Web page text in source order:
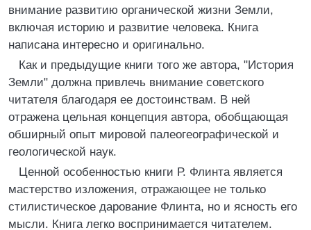
внимание развитию органической жизни Земли,
включая историю и развитие человека. Книга
написана интересно и оригинально.
Как и предыдущие книги того же автора, "История
Земли" должна привлечь внимание советского
читателя благодаря ее достоинствам. В ней
отражена цельная концепция автора, обобщающая
обширный опыт мировой палеогеографической и
геологической наук.
Ценной особенностью книги Р. Флинта является
мастерство изложения, отражающее не только
стилистическое дарование Флинта, но и ясность его
мысли. Книга легко воспринимается читателем.